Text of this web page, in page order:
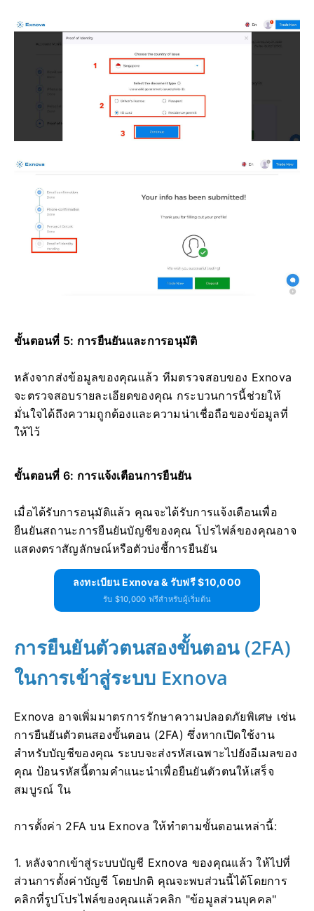
ขั้นตอนที่ 5: การยืนยันและการอนุมัติ
หลังจากส่งข้อมูลของคุณแล้ว ทีมตรวจสอบของ Exnova
จะตรวจสอบรายละเอียดของคุณ กระบวนการนี้ช่วยให้
มั่นใจได้ถึงความถูกต้องและความน่าเชื่อถือของข้อมูลที่
ให้ไว้
ขั้นตอนที่ 6: การแจ้งเตือนการยืนยัน
เมื่อได้รับการอนุมัติแล้ว คุณจะได้รับการแจ้งเตือนเพื่อ
ยืนยันสถานะการยืนยันบัญชีของคุณ โปรไฟล์ของคุณอาจ
แสดงตราสัญลักษณ์หรือตัวบ่งชี้การยืนยัน
ลงทะเบียน Exnova & รับฟรี $10,000
รับ $10,000 ฟรีสำหรับผู้เริ่มต้น
การยืนยันตัวตนสองขั้นตอน (2FA)
ในการเข้าสู่ระบบ Exnova
Exnova อาจเพิ่มมาตรการรักษาความปลอดภัยพิเศษ เช่น
การยืนยันตัวตนสองขั้นตอน (2FA) ซึ่งหากเปิดใช้งาน
สำหรับบัญชีของคุณ ระบบจะส่งรหัสเฉพาะไปยังอีเมลของ
คุณ ป้อนรหัสนี้ตามคำแนะนำเพื่อยืนยันตัวตนให้เสร็จ
สมบูรณ์ ใน
การตั้งค่า 2FA บน Exnova ให้ทำตามขั้นตอนเหล่านี้:
1. หลังจากเข้าสู่ระบบบัญชี Exnova ของคุณแล้ว ให้ไปที่
ส่วนการตั้งค่าบัญชี โดยปกติ คุณจะพบส่วนนี้ได้โดยการ
คลิกที่รูปโปรไฟล์ของคุณแล้วคลิก "ข้อมูลส่วนบุคคล"